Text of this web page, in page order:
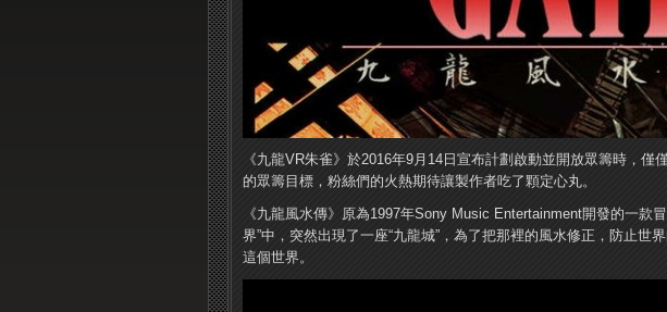
《九龍VR朱雀》於2016年9月14日宣布計劃啟動並開放眾籌時，僅
的眾籌目標，粉絲們的火熱期待讓製作者吃了顆定心丸。
《九龍風水傳》原為1997年Sony Music Entertainment開發的一款
界”中，突然出現了一座“九龍城”，為了把那裡的風水修正，防止世
這個世界。